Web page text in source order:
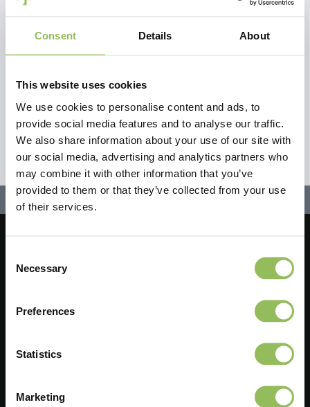
Consent Details About
This website uses cookies
We use cookies to personalise content and ads, to
provide social media features and to analyse our traffic.
We also share information about your use of our site with
our social media, advertising and analytics partners who
may combine it with other information that you’ve
provided to them or that they’ve collected from your use
of their services.
Selection
Necessary
Preferences
Statistics
Marketing
Melden Sie sich für unseren Newsletter an
Wenden Sie sich an einen unserer Kundendienstmitarbeiter. Sie